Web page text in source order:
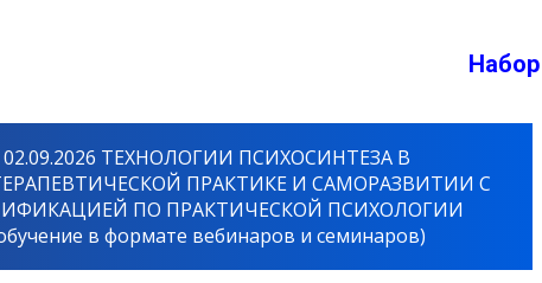
Набор
02.09.2026 ТЕХНОЛОГИИ ПСИХОСИНТЕЗА В
ПРАКТИКЕ И САМОРАЗВИТИИ С
ПО ПРАКТИЧЕСКОЙ ПСИХОЛОГИИ
в формате вебинаров и семинаров)